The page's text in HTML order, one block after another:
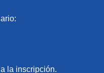
la inscripción.